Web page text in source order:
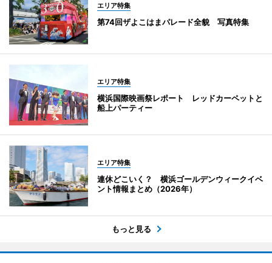
エリア特集
第74回ザよこはまパレード全貌 写真特集
エリア特集
横浜国際映画祭レポート レッドカーペットと
船上パーティー
エリア特集
連休どこいく？ 横浜ゴールデンウィークイベ
ント情報まとめ（2026年）
もっと見る